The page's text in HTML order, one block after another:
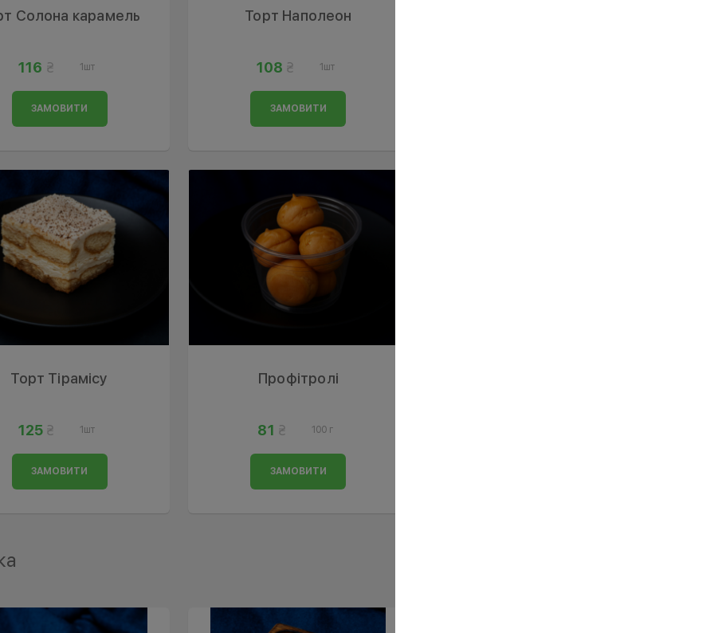
Солона карамель
116 1шт
ЗАМОВИТИ
Торт Наполеон
108 1шт
ЗАМОВИТИ
Торт Тірамісу
125 1шт
ЗАМОВИТИ
Профітролі
81 100 г
ЗАМОВИТИ